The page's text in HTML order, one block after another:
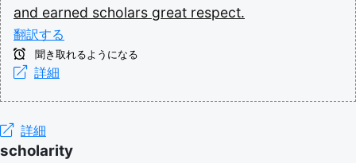
and earned scholars great respect.
翻訳する
聞き取れるようになる
詳細
詳細
scholarity